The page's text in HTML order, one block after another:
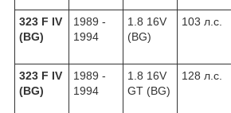
323 F IV
(BG)
1989 -
1994
1.8 16V
(BG)
103 л.с.
323 F IV
(BG)
1989 -
1994
1.8 16V
GT (BG)
128 л.с.